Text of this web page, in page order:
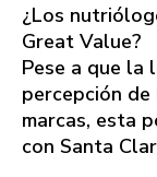
¿Los
Great Value?
Pese a que la
percepción
marcas, esta
con Santa